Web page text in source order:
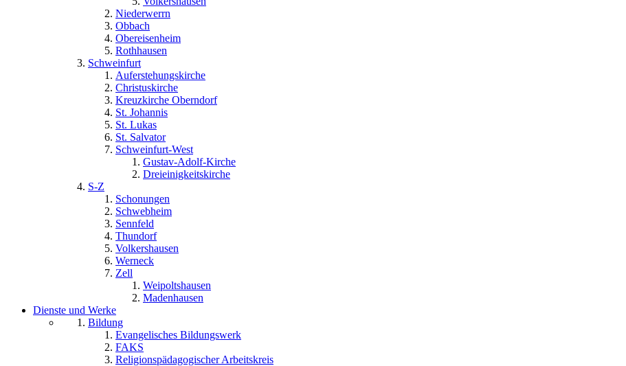
Niederwerrn
Obbach
Obereisenheim
Rothhausen
Schweinfurt
Auferstehungskirche
Christuskirche
Kreuzkirche Oberndorf
St. Johannis
St. Lukas
St. Salvator
Schweinfurt-West
Gustav-Adolf-Kirche
Dreieinigkeitskirche
S-Z
Schonungen
Schwebheim
Sennfeld
Thundorf
Volkershausen
Werneck
Zell
Weipoltshausen
Madenhausen
Dienste und Werke
Bildung
Evangelisches Bildungswerk
FAKS
Religionspädagogischer Arbeitskreis